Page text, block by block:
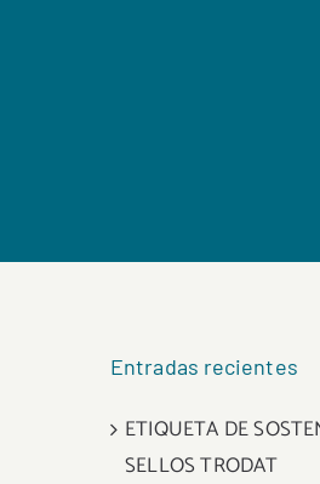
Entradas recientes
ETIQUETA DE
SELLOS TRODAT